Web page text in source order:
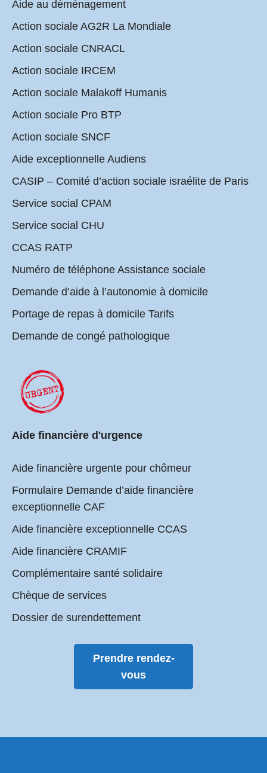
Aide au déménagement
Action sociale AG2R La Mondiale
Action sociale CNRACL
Action sociale IRCEM
Action sociale Malakoff Humanis
Action sociale Pro BTP
Action sociale SNCF
Aide exceptionnelle Audiens
CASIP – Comité d’action sociale israélite de Paris
Service social CPAM
Service social CHU
CCAS RATP
Numéro de téléphone Assistance sociale
Demande d’aide à l’autonomie à domicile
Portage de repas à domicile Tarifs
Demande de congé pathologique
Aide financière d'urgence
Aide financière urgente pour chômeur
Formulaire Demande d’aide financière
exceptionnelle CAF
Aide financière exceptionnelle CCAS
Aide financière CRAMIF
Complémentaire santé solidaire
Chèque de services
Dossier de surendettement
Prendre rendez-
vous